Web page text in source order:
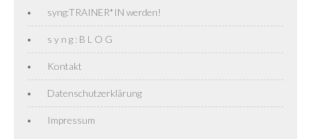
syng:TRAINER*IN werden!
s y n g : B L O G
Kontakt
Datenschutzerklärung
Impressum